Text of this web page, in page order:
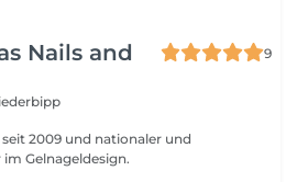
Nails and
9
2009 und nationaler und
Gelnageldesign.